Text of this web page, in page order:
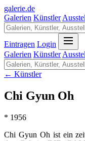
galerie.de
Galerien Künstler
Eintragen Login
Galerien Künstler
← Künstler
Chi Gyun Oh
* 1956
Chi Gyun Oh ist ein